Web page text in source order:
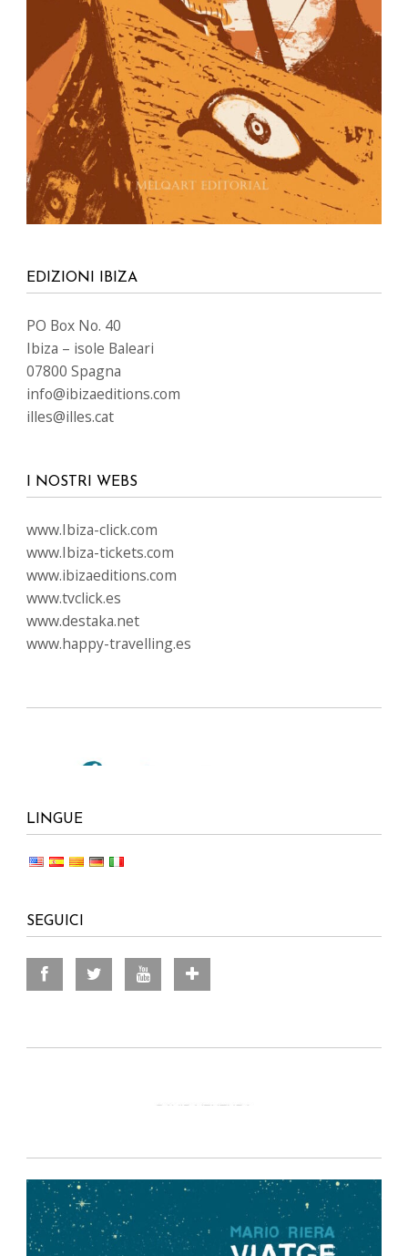
EDIZIONI IBIZA
PO Box No. 40
Ibiza – isole Baleari
07800 Spagna
info@ibizaeditions.com
illes@illes.cat
I NOSTRI WEBS
www.Ibiza-click.com
www.Ibiza-tickets.com
www.ibizaeditions.com
www.tvclick.es
www.destaka.net
www.happy-travelling.es
LINGUE
SEGUICI